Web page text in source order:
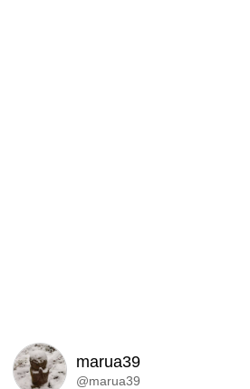
marua39
@marua39